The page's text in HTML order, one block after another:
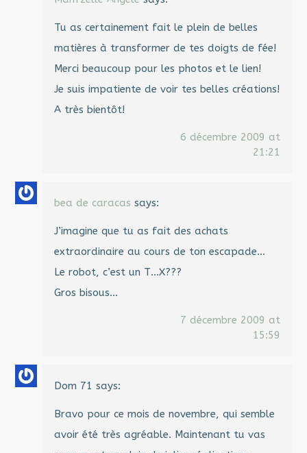
Tu as certainement fait le plein de belles
matières à transformer de tes doigts de fée!
Merci beaucoup pour les photos et le lien!
Je suis impatiente de voir tes belles créations!
A très bientôt!
6 décembre 2009 at
21:21
bea de caracas says:
J’imagine que tu as fait des achats
extraordinaire au cours de ton escapade…
Le robot, c’est un T…X???
Gros bisous…
7 décembre 2009 at
15:59
Dom 71 says:
Bravo pour ce mois de novembre, qui semble
avoir été très agréable. Maintenant tu vas